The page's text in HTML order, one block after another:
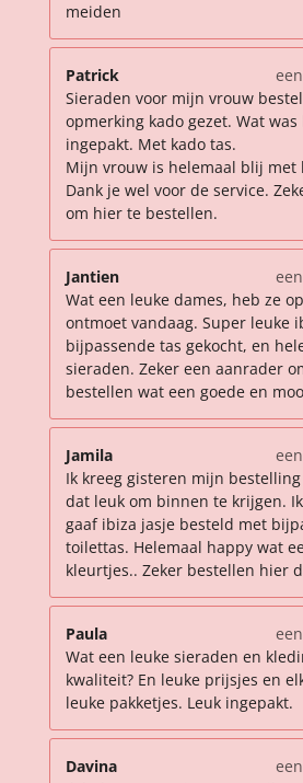
meiden
Patrick
Sieraden voor mijn vrouw
opmerking kado gezet. Wat
ingepakt. Met kado tas.
Mijn vrouw is helemaal blij met
Dank je wel voor de service.
om hier te bestellen.
Jantien
Wat een leuke dames, heb ze
ontmoet vandaag. Super leuke
bijpassende tas gekocht, en
sieraden. Zeker een aanrader
bestellen wat een goede en
Jamila
Ik kreeg gisteren mijn
dat leuk om binnen te krijgen.
gaaf ibiza jasje besteld met
toilettas. Helemaal happy wat
kleurtjes.. Zeker bestellen hier
Paula
Wat een leuke sieraden en
kwaliteit? En leuke prijsjes en
leuke pakketjes. Leuk ingepakt.
Davina